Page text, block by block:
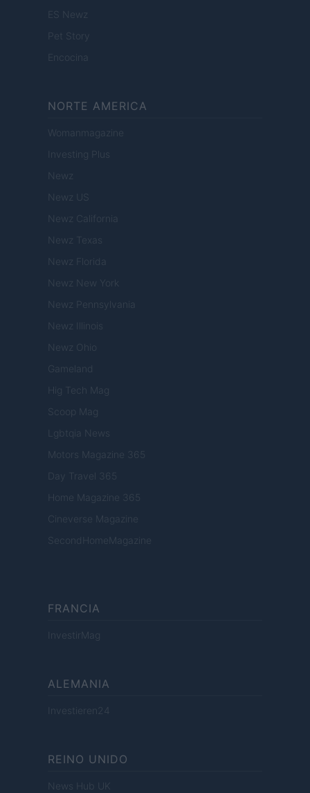
ES Newz
Pet Story
Encocina
NORTE AMERICA
Womanmagazine
Investing Plus
Newz
Newz US
Newz California
Newz Texas
Newz Florida
Newz New York
Newz Pennsylvania
Newz Illinois
Newz Ohio
Gameland
Hig Tech Mag
Scoop Mag
Lgbtqia News
Motors Magazine 365
Day Travel 365
Home Magazine 365
Cineverse Magazine
SecondHomeMagazine
FRANCIA
InvestirMag
ALEMANIA
Investieren24
REINO UNIDO
News Hub UK